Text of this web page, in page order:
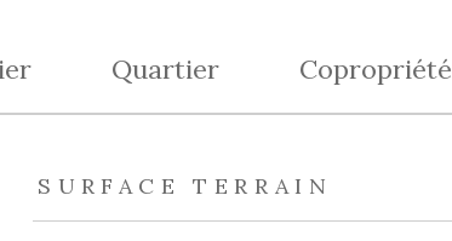
Quartier Copropriété
SURFACE TERRAIN